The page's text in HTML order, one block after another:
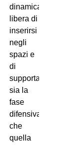
dinamica,
libera di
inserirsi
negli
spazi e
di
supportare
sia la
fase
difensiva
che
quella